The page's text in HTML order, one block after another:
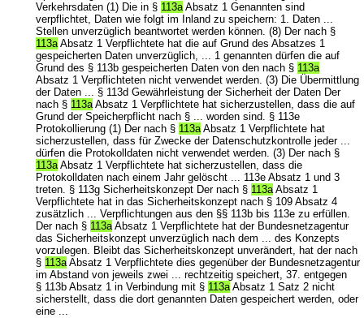
Verkehrsdaten (1) Die in § 113a Absatz 1 Genannten sind
verpflichtet, Daten wie folgt im Inland zu speichern: 1. Daten ...
Stellen unverzüglich beantwortet werden können. (8) Der nach §
113a Absatz 1 Verpflichtete hat die auf Grund des Absatzes 1
gespeicherten Daten unverzüglich, ... 1 genannten dürfen die auf
Grund des § 113b gespeicherten Daten von den nach § 113a
Absatz 1 Verpflichteten nicht verwendet werden. (3) Die Übermittlung
der Daten ... § 113d Gewährleistung der Sicherheit der Daten Der
nach § 113a Absatz 1 Verpflichtete hat sicherzustellen, dass die auf
Grund der Speicherpflicht nach § ... worden sind. § 113e
Protokollierung (1) Der nach § 113a Absatz 1 Verpflichtete hat
sicherzustellen, dass für Zwecke der Datenschutzkontrolle jeder ...
dürfen die Protokolldaten nicht verwendet werden. (3) Der nach §
113a Absatz 1 Verpflichtete hat sicherzustellen, dass die
Protokolldaten nach einem Jahr gelöscht ... 113e Absatz 1 und 3
treten. § 113g Sicherheitskonzept Der nach § 113a Absatz 1
Verpflichtete hat in das Sicherheitskonzept nach § 109 Absatz 4
zusätzlich ... Verpflichtungen aus den §§ 113b bis 113e zu erfüllen.
Der nach § 113a Absatz 1 Verpflichtete hat der Bundesnetzagentur
das Sicherheitskonzept unverzüglich nach dem ... des Konzepts
vorzulegen. Bleibt das Sicherheitskonzept unverändert, hat der nach
§ 113a Absatz 1 Verpflichtete dies gegenüber der Bundesnetzagentur
im Abstand von jeweils zwei ... rechtzeitig speichert, 37. entgegen
§ 113b Absatz 1 in Verbindung mit § 113a Absatz 1 Satz 2 nicht
sicherstellt, dass die dort genannten Daten gespeichert werden, oder
eine ...